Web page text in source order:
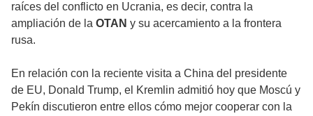
raíces del conflicto en Ucrania, es decir, contra la
ampliación de la OTAN y su acercamiento a la frontera
rusa.
En relación con la reciente visita a China del presidente
de EU, Donald Trump, el Kremlin admitió hoy que Moscú y
Pekín discutieron entre ellos cómo mejor cooperar con la